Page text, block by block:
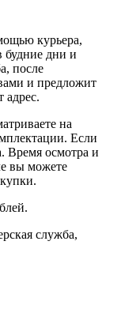
курьера,
будние дни и
после
и предложит
адрес.
на
Если
Время осмотра и
вы можете
служба,